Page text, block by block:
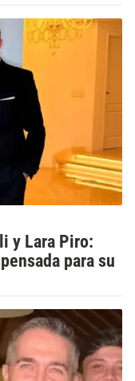
y Lara Piro:
para su